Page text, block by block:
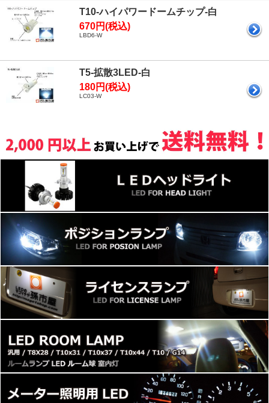
T10-ハイパワードームチップ-白
670円(税込)
LBD6-W
T5-拡散3LED-白
180円(税込)
LC03-W